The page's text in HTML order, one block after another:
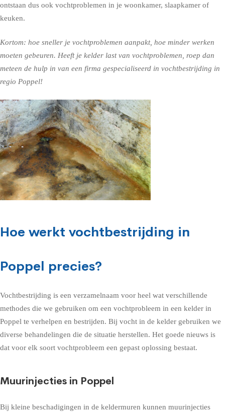
ontstaan dus ook vochtproblemen in je woonkamer, slaapkamer of
keuken.
Kortom: hoe sneller je vochtproblemen aanpakt, hoe minder werken
moeten gebeuren. Heeft je kelder last van vochtproblemen, roep dan
meteen de hulp in van een firma gespecialiseerd in vochtbestrijding in
regio Poppel!
Hoe werkt vochtbestrijding in
Poppel precies?
Vochtbestrijding is een verzamelnaam voor heel wat verschillende
methodes die we gebruiken om een vochtprobleem in een kelder in
Poppel te verhelpen en bestrijden. Bij vocht in de kelder gebruiken we
diverse behandelingen die de situatie herstellen. Het goede nieuws is
dat voor elk soort vochtprobleem een gepast oplossing bestaat.
Muurinjecties in Poppel
Bij kleine beschadigingen in de keldermuren kunnen muurinjecties